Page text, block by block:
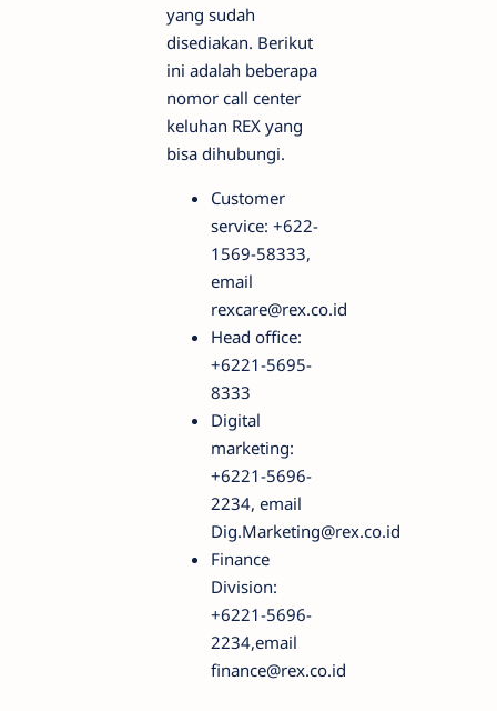
yang sudah
disediakan. Berikut
ini adalah beberapa
nomor call center
keluhan REX yang
bisa dihubungi.
Customer
service: +622-
1569-58333,
email
rexcare@rex.co.id
Head office:
+6221-5695-
8333
Digital
marketing:
+6221-5696-
2234, email
Dig.Marketing@rex.co.id
Finance
Division:
+6221-5696-
2234,email
finance@rex.co.id